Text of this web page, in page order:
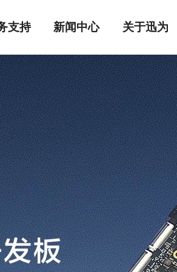
支持 新闻中心 关于迅为